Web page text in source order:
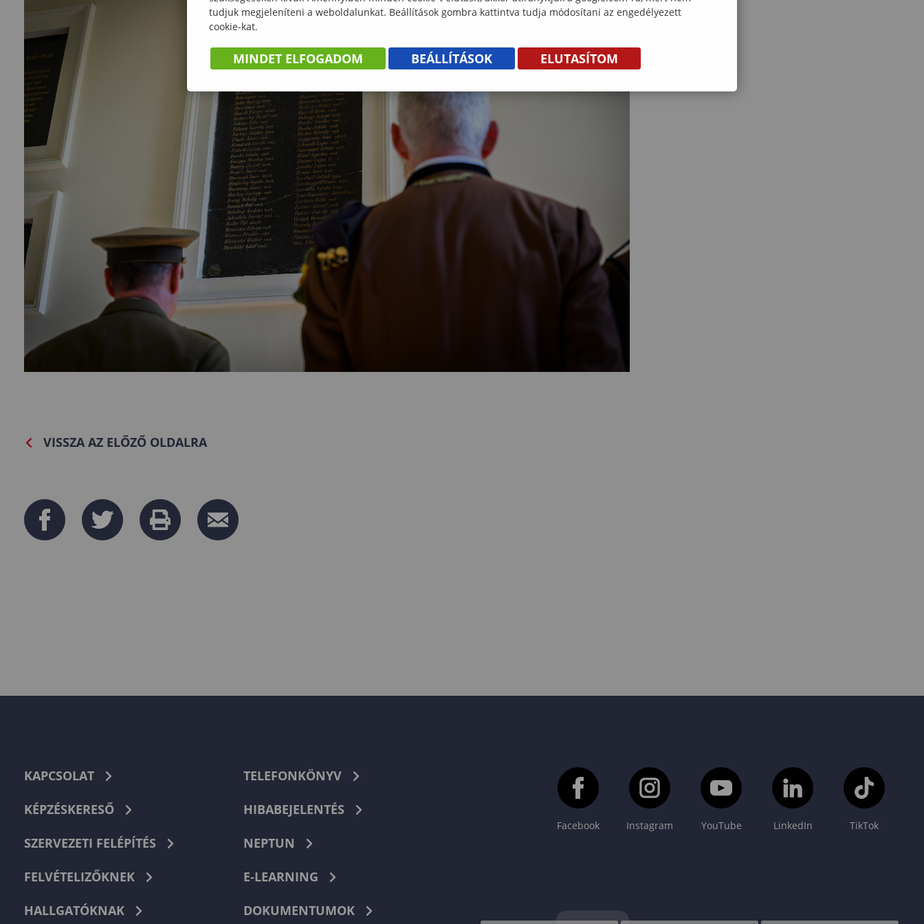
VISSZA AZ ELŐZŐ OLDALRA
KAPCSOLAT
KÉPZÉSKERESŐ
SZERVEZETI FELÉPÍTÉS
FELVÉTELIZŐKNEK
HALLGATÓKNAK
TELEFONKÖNYV
HIBABEJELENTÉS
NEPTUN
E-LEARNING
DOKUMENTUMOK
Facebook Instagram YouTube LinkedIn TikTok
tudjuk megjeleníteni a weboldalunkat. Beállítások gombra kattintva tudja módosítani az engedélyezett
cookie-kat.
MINDET ELFOGADOM BEÁLLÍTÁSOK ELUTASÍTOM